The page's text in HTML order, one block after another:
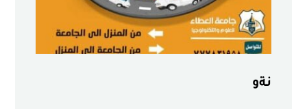
نةو